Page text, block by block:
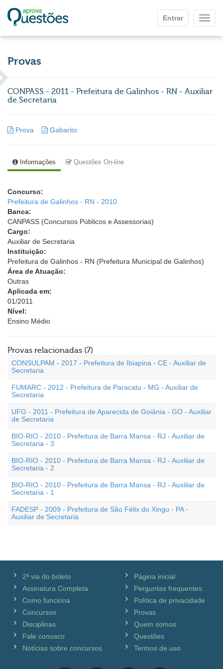
Entrar
Provas
CONPASS - 2011 - Prefeitura de Galinhos - RN - Auxiliar
de Secretaria
Prova Gabarito
Informações Questões On-line
Concurso:
Prefeitura de Galinhos - RN - 2010
Banca:
CANPASS (Concursos Públicos e Assessorias)
Cargo:
Auxiliar de Secretaria
Instituição:
Prefeitura de Galinhos - RN (Prefeitura Municipal de Galinhos)
Área de Atuação:
Outras
Aplicada em:
01/2011
Nível:
Ensino Médio
Provas relacionadas (7)
CONSULPAM - 2017 - Prefeitura de Ibiapina - CE - Auxiliar de
Secretaria
FUMARC - 2012 - Prefeitura de Paracatu - MG - Auxiliar de
Secretaria
UFG - 2011 - Prefeitura de Aparecida de Goiânia - GO - Auxiliar
de Secretaria
BIO-RIO - 2010 - Prefeitura de Barra Mansa - RJ - Auxiliar de
Secretaria - 3
BIO-RIO - 2010 - Prefeitura de Barra Mansa - RJ - Auxiliar de
Secretaria - 2
BIO-RIO - 2010 - Prefeitura de Barra Mansa - RJ - Auxiliar de
Secretaria - 1
FADESP - 2009 - Prefeitura de São Félix do Xingu - PA -
Auxiliar de Secretaria
2ª via do boleto
Assinatura Completa
Como funciona
Concursos
Disciplinas
Fale conosco
Notícias sobre concursos
Página inicial
Perguntas frequentes
Política de privacidade
Provas
Quem somos
Questões
Termos de uso